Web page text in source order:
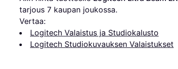
tarjous 7 kaupan joukossa.
Vertaa:
Logitech Valaistus ja Studiokalusto
Logitech Studiokuvauksen Valaistukset